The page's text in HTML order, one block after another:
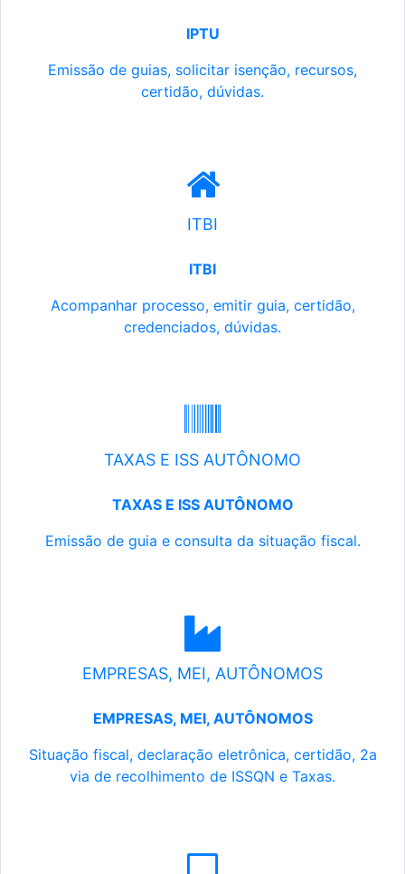
IPTU
Emissão de guias, solicitar isenção, recursos,
certidão, dúvidas.
ITBI
ITBI
Acompanhar processo, emitir guia, certidão,
credenciados, dúvidas.
TAXAS E ISS AUTÔNOMO
TAXAS E ISS AUTÔNOMO
Emissão de guia e consulta da situação fiscal.
EMPRESAS, MEI, AUTÔNOMOS
EMPRESAS, MEI, AUTÔNOMOS
Situação fiscal, declaração eletrônica, certidão, 2a
via de recolhimento de ISSQN e Taxas.